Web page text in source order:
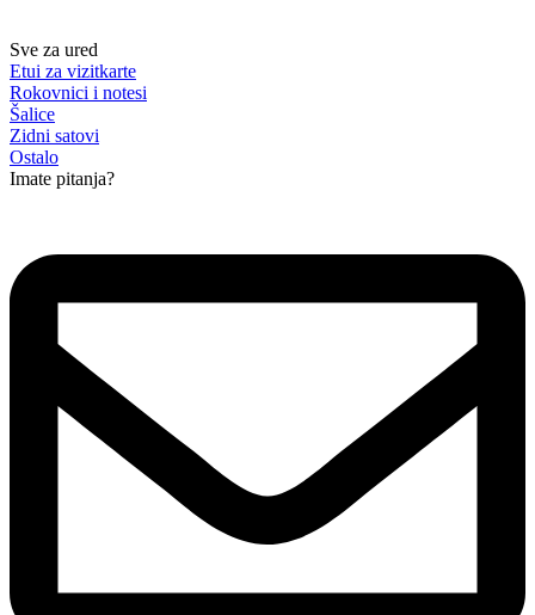
Sve za ured
Etui za vizitkarte
Rokovnici i notesi
Šalice
Zidni satovi
Ostalo
Imate pitanja?